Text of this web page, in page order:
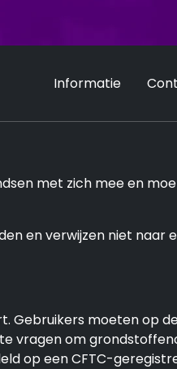
Informatie
met zich mee en
en verwijzen niet naar
Gebruikers moeten op
vragen om
op een CFTC-